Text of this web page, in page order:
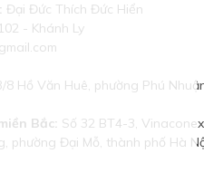
Đại Đức Thích Đức Hiển
- Khánh Ly
8 Hồ Văn Huê, phường Phú
Bắc: Số 32 BT4-3,
phường Đại Mỗ, thành phố Hà